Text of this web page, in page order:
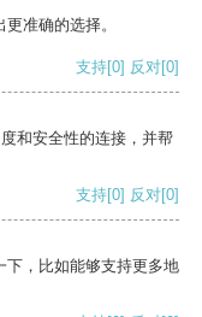
准确的选择。
支持[0] 反对[0]
和安全性的连接，并帮
支持[0] 反对[0]
下，比如能够支持更多地